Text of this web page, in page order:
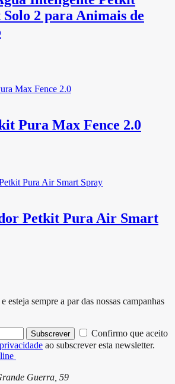
Solo 2 para Animais de
Pura Max Fence 2.0
Petkit Pura Air Smart
esteja sempre a par das nossas campanhas
Subscrever
Confirmo que aceito
ao subscrever esta newsletter.
Guerra, 59